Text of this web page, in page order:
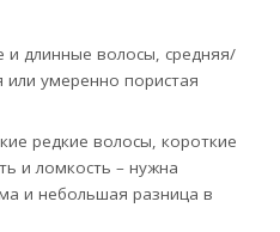
и длинные волосы, средняя/
или умеренно пористая
редкие волосы, короткие
и ломкость – нужна
и небольшая разница в